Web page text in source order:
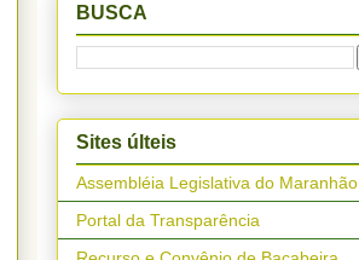
BUSCA
Sites últeis
Assembléia Legislativa do Maranhão
Portal da Transparência